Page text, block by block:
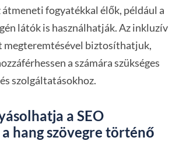
fogyatékkal élők, például a
látók is használhatják. Az inkluzív
megteremtésével biztosíthatjuk,
a számára szükséges
szolgáltatásokhoz.
a SEO
hang szövegre történő